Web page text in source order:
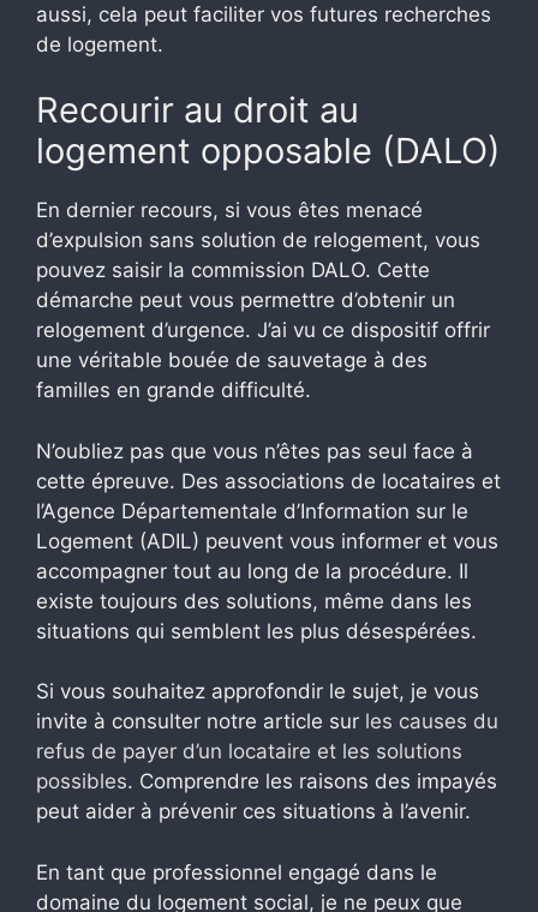
aussi, cela peut faciliter vos futures recherches
de logement.
Recourir au droit au
logement opposable (DALO)
En dernier recours, si vous êtes menacé
d’expulsion sans solution de relogement, vous
pouvez saisir la commission DALO. Cette
démarche peut vous permettre d’obtenir un
relogement d’urgence. J’ai vu ce dispositif offrir
une véritable bouée de sauvetage à des
familles en grande difficulté.
N’oubliez pas que vous n’êtes pas seul face à
cette épreuve. Des associations de locataires et
l’Agence Départementale d’Information sur le
Logement (ADIL) peuvent vous informer et vous
accompagner tout au long de la procédure. Il
existe toujours des solutions, même dans les
situations qui semblent les plus désespérées.
Si vous souhaitez approfondir le sujet, je vous
invite à consulter notre article sur les causes du
refus de payer d’un locataire et les solutions
possibles. Comprendre les raisons des impayés
peut aider à prévenir ces situations à l’avenir.
En tant que professionnel engagé dans le
domaine du logement social, je ne peux que